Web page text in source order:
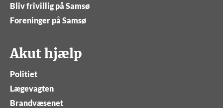
Bliv frivillig på Samsø
Foreninger på Samsø
Akut hjælp
Politiet
Lægevagten
Brandvæsenet